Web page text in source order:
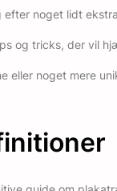
efter noget lidt
og tricks, der vil
eller noget mere